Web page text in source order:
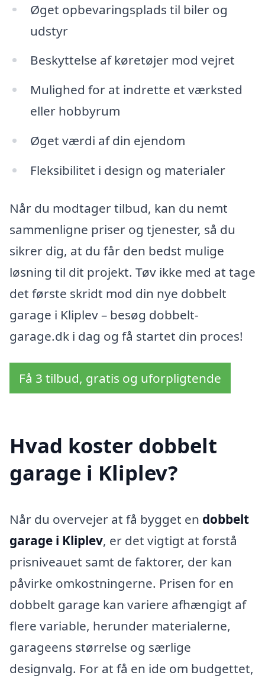
Øget opbevaringsplads til biler og
udstyr
Beskyttelse af køretøjer mod vejret
Mulighed for at indrette et værksted
eller hobbyrum
Øget værdi af din ejendom
Fleksibilitet i design og materialer
Når du modtager tilbud, kan du nemt
sammenligne priser og tjenester, så du
sikrer dig, at du får den bedst mulige
løsning til dit projekt. Tøv ikke med at tage
det første skridt mod din nye dobbelt
garage i Kliplev – besøg dobbelt-
garage.dk i dag og få startet din proces!
Få 3 tilbud, gratis og uforpligtende
Hvad koster dobbelt
garage i Kliplev?
Når du overvejer at få bygget en dobbelt
garage i Kliplev, er det vigtigt at forstå
prisniveauet samt de faktorer, der kan
påvirke omkostningerne. Prisen for en
dobbelt garage kan variere afhængigt af
flere variable, herunder materialerne,
garageens størrelse og særlige
designvalg. For at få en ide om budgettet,